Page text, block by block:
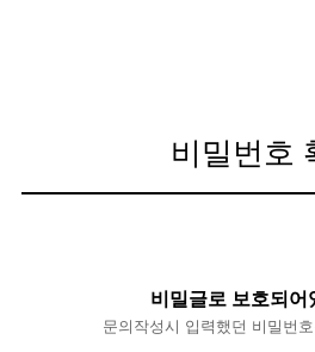
비밀번호
비밀글로 보호되어
문의작성시 입력했던 비밀번